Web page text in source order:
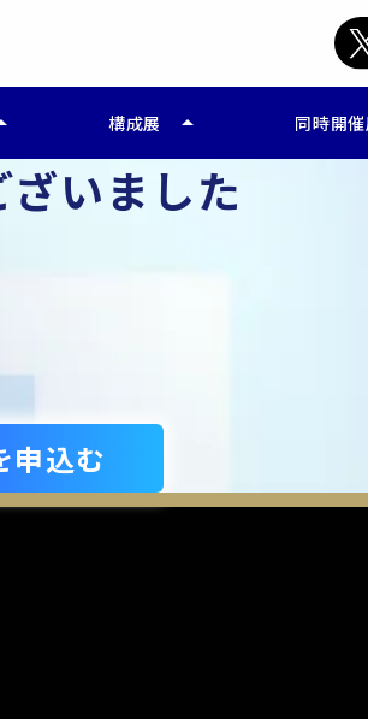
(公開終了)
公開終了)
構成展 arrow_drop_up
ー 経営支援 EXPO
ー 働き方改革 Week
ー ウェルビーイング EXPO
同時開
いました
申込む